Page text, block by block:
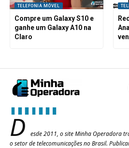
TELEFONIA MÓVEL
Compre um Galaxy S10 e
ganhe um Galaxy A10 na
Claro
D
esde 2011, o site Minha Operadora
o setor de telecomunicações no Brasil.